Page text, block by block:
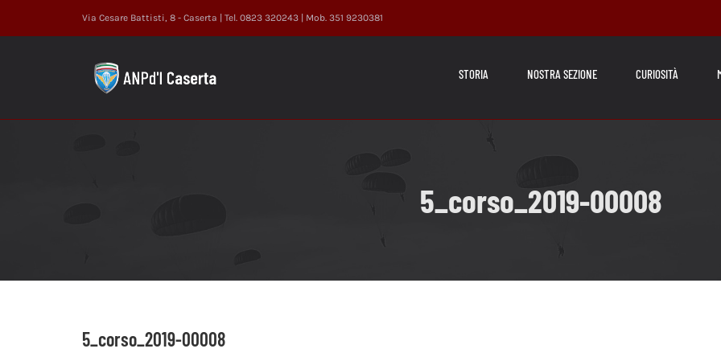
Via Cesare Battisti, 8 - Caserta | Tel. 0823 320243 | Mob. 351 9230381
STORIA NOSTRA SEZIONE CURIOSITÀ
5_corso_2019-00008
5_corso_2019-00008